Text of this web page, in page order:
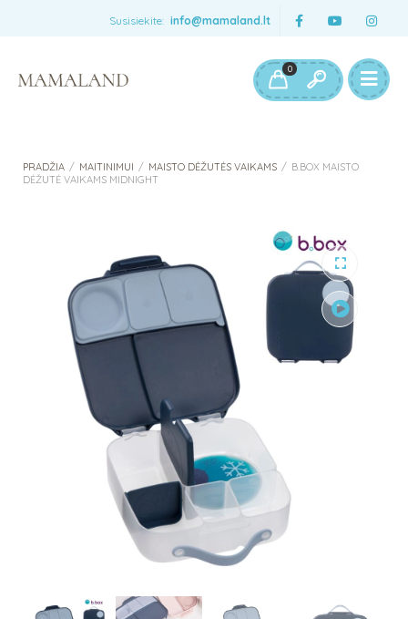
Susisiekite: info@mamaland.lt
0
PRADŽIA / MAITINIMUI / MAISTO DĖŽUTĖS VAIKAMS / B.BOX MAISTO
DĖŽUTĖ VAIKAMS MIDNIGHT
Peržiūrėti